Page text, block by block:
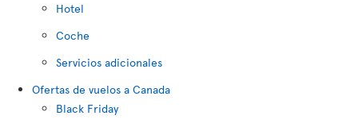
Hotel
Coche
Servicios adicionales
Ofertas de vuelos a Canada
Black Friday